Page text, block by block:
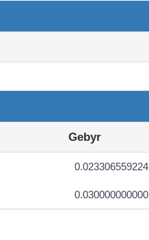
Gebyr
0.023306559224
0.030000000000